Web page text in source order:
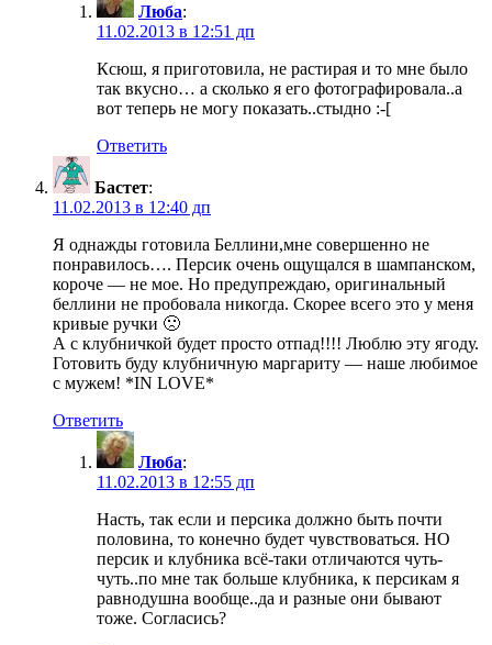
Люба:
11.02.2013 в 12:51 дп
Ксюш, я приготовила, не растирая и то мне было
так вкусно… а сколько я его фотографировала..а
вот теперь не могу показать..стыдно :-[
Ответить
Бастет:
11.02.2013 в 12:40 дп
Я однажды готовила Беллини,мне совершенно не
понравилось…. Персик очень ощущался в шампанском,
короче — не мое. Но предупреждаю, оригинальный
беллини не пробовала никогда. Скорее всего это у меня
кривые ручки 🙁
А с клубничкой будет просто отпад!!!! Люблю эту ягоду.
Готовить буду клубничную маргариту — наше любимое
с мужем! *IN LOVE*
Ответить
Люба:
11.02.2013 в 12:55 дп
Насть, так если и персика должно быть почти
половина, то конечно будет чувствоваться. НО
персик и клубника всё-таки отличаются чуть-
чуть..по мне так больше клубника, к персикам я
равнодушна вообще..да и разные они бывают
тоже. Согласись?